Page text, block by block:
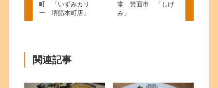
町 「いずみカリ
ー 堺筋本町店」
堂 箕面市 「しげ
み」
関連記事